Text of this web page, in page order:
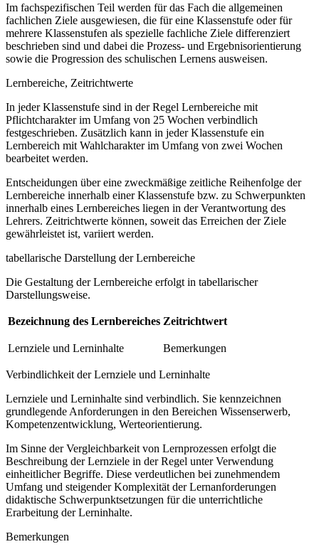
Im fachspezifischen Teil werden für das Fach die allgemeinen
fachlichen Ziele ausgewiesen, die für eine Klassenstufe oder für
mehrere Klassenstufen als spezielle fachliche Ziele differenziert
beschrieben sind und dabei die Prozess- und Ergebnisorientierung
sowie die Progression des schulischen Lernens ausweisen.
Lernbereiche, Zeitrichtwerte
In jeder Klassenstufe sind in der Regel Lernbereiche mit
Pflichtcharakter im Umfang von 25 Wochen verbindlich
festgeschrieben. Zusätzlich kann in jeder Klassenstufe ein
Lernbereich mit Wahlcharakter im Umfang von zwei Wochen
bearbeitet werden.
Entscheidungen über eine zweckmäßige zeitliche Reihenfolge der
Lernbereiche innerhalb einer Klassenstufe bzw. zu Schwerpunkten
innerhalb eines Lernbereiches liegen in der Verantwortung des
Lehrers. Zeitrichtwerte können, soweit das Erreichen der Ziele
gewährleistet ist, variiert werden.
tabellarische Darstellung der Lernbereiche
Die Gestaltung der Lernbereiche erfolgt in tabellarischer
Darstellungsweise.
Bezeichnung des Lernbereiches Zeitrichtwert
Lernziele und Lerninhalte Bemerkungen
Verbindlichkeit der Lernziele und Lerninhalte
Lernziele und Lerninhalte sind verbindlich. Sie kennzeichnen
grundlegende Anforderungen in den Bereichen Wissenserwerb,
Kompetenzentwicklung, Werteorientierung.
Im Sinne der Vergleichbarkeit von Lernprozessen erfolgt die
Beschreibung der Lernziele in der Regel unter Verwendung
einheitlicher Begriffe. Diese verdeutlichen bei zunehmendem
Umfang und steigender Komplexität der Lernanforderungen
didaktische Schwerpunktsetzungen für die unterrichtliche
Erarbeitung der Lerninhalte.
Bemerkungen